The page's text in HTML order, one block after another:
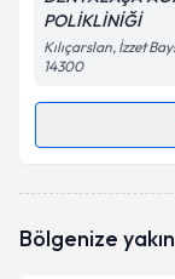
Metni
POLİKLİNİĞİ
Kılıçarslan, İzzet
14300
oluşturun.
Bölgenize